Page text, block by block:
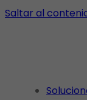
Saltar al